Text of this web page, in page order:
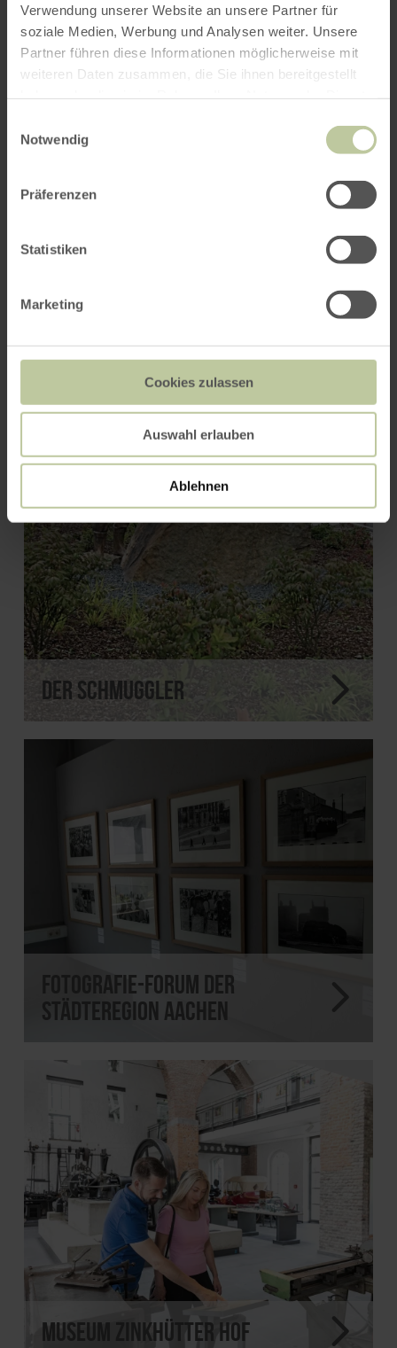
Verwendung unserer Website an unsere Partner für
soziale Medien, Werbung und Analysen weiter. Unsere
Partner führen diese Informationen möglicherweise mit
weiteren Daten zusammen, die Sie ihnen bereitgestellt
Notwendig
Präferenzen
Statistiken
Marketing
Cookies zulassen
Auswahl erlauben
Ablehnen
Das könnte Sie auch
interessieren
Bronze-Atelier Gehlen
Der Schmuggler
Fotografie-Forum der
StädteRegion Aachen
Museum Zinkhütter Hof